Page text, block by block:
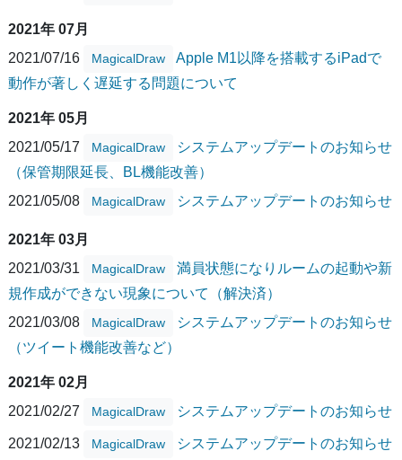
2021年 07月
2021/07/16
MagicalDraw
Apple M1以降を搭載するiPadで
動作が著しく遅延する問題について
2021年 05月
2021/05/17
MagicalDraw
システムアップデートのお知らせ
（保管期限延長、BL機能改善）
2021/05/08
MagicalDraw システムアップデートのお知らせ
2021年 03月
2021/03/31
MagicalDraw
満員状態になりルームの起動や新
規作成ができない現象について（解決済）
2021/03/08
MagicalDraw
システムアップデートのお知らせ
（ツイート機能改善など）
2021年 02月
2021/02/27
MagicalDraw システムアップデートのお知らせ
2021/02/13 MagicalDraw
システムアップデートのお知らせ